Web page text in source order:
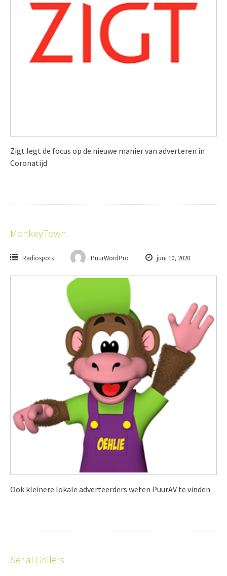
Zigt legt de focus op de nieuwe manier van adverteren in
Coronatijd
MonkeyTown
Radiospots PuurWordPro juni 10, 2020
Ook kleinere lokale adverteerders weten PuurAV te vinden
Serial Grillers